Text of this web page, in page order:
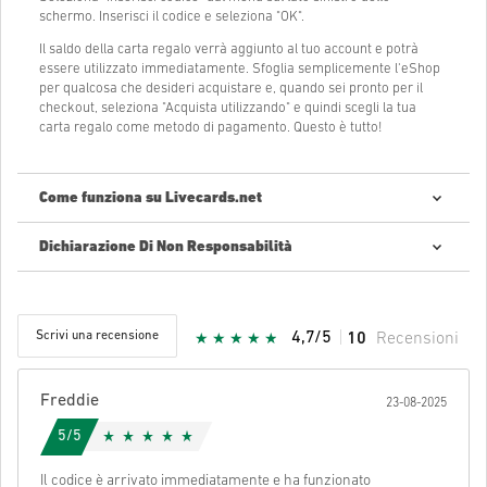
schermo. Inserisci il codice e seleziona "OK".
Il saldo della carta regalo verrà aggiunto al tuo account e potrà
essere utilizzato immediatamente. Sfoglia semplicemente l'eShop
per qualcosa che desideri acquistare e, quando sei pronto per il
checkout, seleziona "Acquista utilizzando" e quindi scegli la tua
carta regalo come metodo di pagamento. Questo è tutto!
Come funziona su Livecards.net
Nuovo su Livecards.net? Acquistare codici digitali è semplice e
veloce:
Dichiarazione Di Non Responsabilità
rilascio menzionata, mentre gli articoli in giacenza saranno
forniti istantaneamente dopo aver verificato i parametri di
sicurezza.
accettati.
Tu acquisterai solamente un prodotto digitale.
Per ulteriori informazioni controllate per favore le nostre
FAQs
Se durante l'acquisto si verificasse un qualsiasi tipo di
Scrivi una recensione 4,7/5 10 Recensioni
Stella Ricevuta:
Freddie 23-08-2025
5/5
Il codice è arrivato immediatamente e ha funzionato